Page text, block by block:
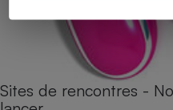
Sites de rencontres -